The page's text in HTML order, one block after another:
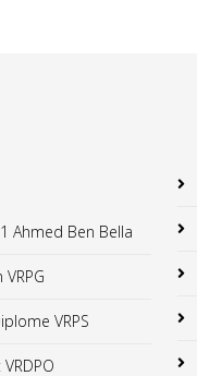
Ahmed Ben Bella
VRPS